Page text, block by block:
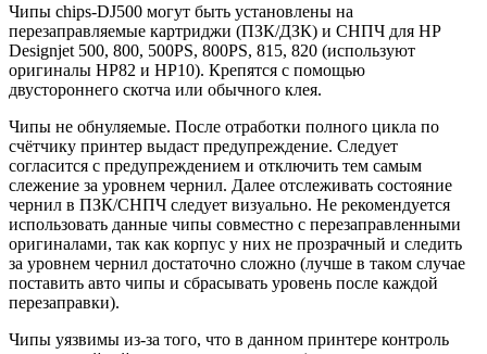
Чипы chips-DJ500 могут быть установлены на
перезаправляемые картриджи (ПЗК/ДЗК) и СНПЧ для HP
Designjet 500, 800, 500PS, 800PS, 815, 820 (используют
оригиналы HP82 и HP10). Крепятся с помощью
двустороннего скотча или обычного клея.
Чипы не обнуляемые. После отработки полного цикла по
счётчику принтер выдаст предупреждение. Следует
согласится с предупреждением и отключить тем самым
слежение за уровнем чернил. Далее отслеживать состояние
чернил в ПЗК/СНПЧ следует визуально. Не рекомендуется
использовать данные чипы совместно с перезаправленными
оригиналами, так как корпус у них не прозрачный и следить
за уровнем чернил достаточно сложно (лучше в таком случае
поставить авто чипы и сбрасывать уровень после каждой
перезаправки).
Чипы уязвимы из-за того, что в данном принтере контроль